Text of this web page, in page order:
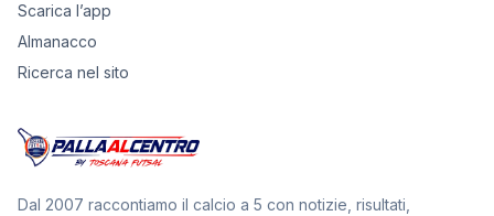
Scarica l’app
Almanacco
Ricerca nel sito
Dal 2007 raccontiamo il calcio a 5 con notizie, risultati,